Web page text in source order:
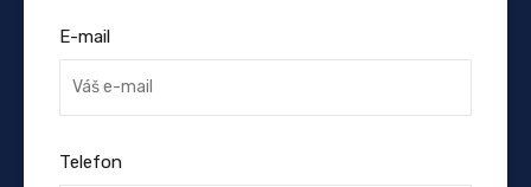
E-mail
Telefon